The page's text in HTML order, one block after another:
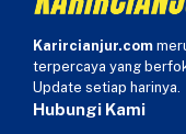
Karircianjur.com
terpercaya yang
Update setiap harinya.
Hubungi Kami